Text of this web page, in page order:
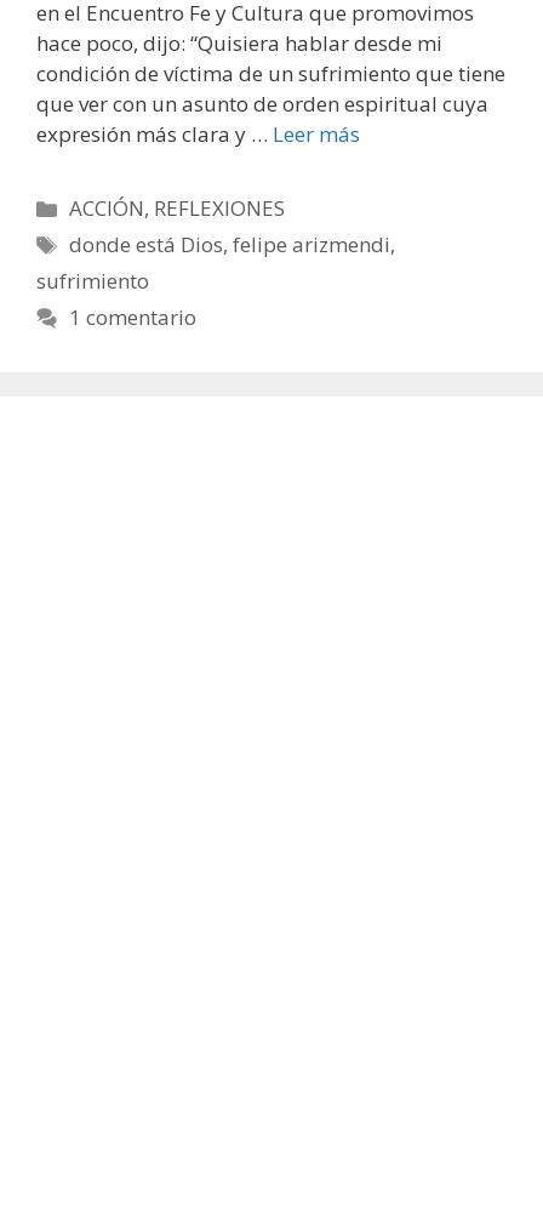
en el Encuentro Fe y Cultura que promovimos
hace poco, dijo: “Quisiera hablar desde mi
condición de víctima de un sufrimiento que tiene
que ver con un asunto de orden espiritual cuya
expresión más clara y … Leer más
Categorías
ACCIÓN, REFLEXIONES
Etiquetas
donde está Dios,felipe arizmendi,
sufrimiento
1 comentario